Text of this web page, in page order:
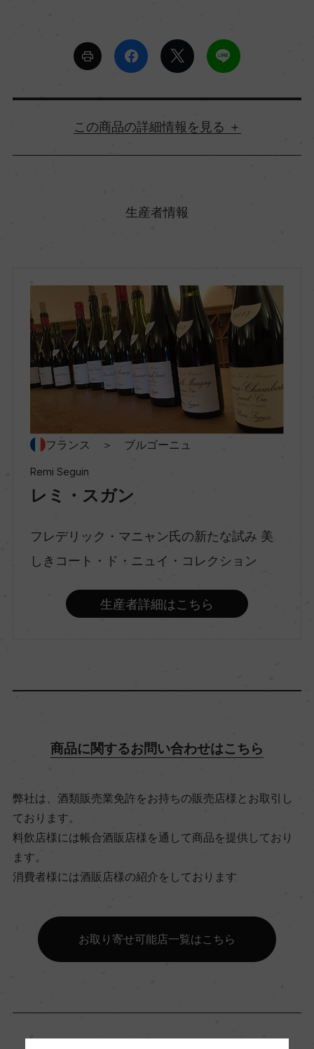
詳細情報
地区名
村名
スティルワイン
味わい
ミディアムボディ
品種（原材料）
飲み頃温度
ビオ情報・認証機関
リュット・レゾネ
コンクール入賞歴
海外ワイン専門誌評価歴
生産者情報
フランス ＞ ブルゴーニュ
Remi Seguin
レミ・スガン
フレデリック・マニャン氏の新たな試み 美
しきコート・ド・ニュイ・コレクション
生産者詳細はこちら
商品に関するお問い合わせはこちら
弊社は、酒類販売業免許をお持ちの販売店様とお取引し
ております。
料飲店様には帳合酒販店様を通して商品を提供しており
ます。
消費者様には酒販店様の紹介をしております
お取り寄せ可能店一覧はこちら